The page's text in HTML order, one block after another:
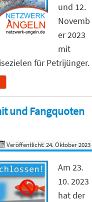
und 12.
Novemb
er 2023
mit
für Petrijünger.
und Fangquoten
Veröffentlicht: 24. Oktober 2023
Am 23.
10. 2023
hat der